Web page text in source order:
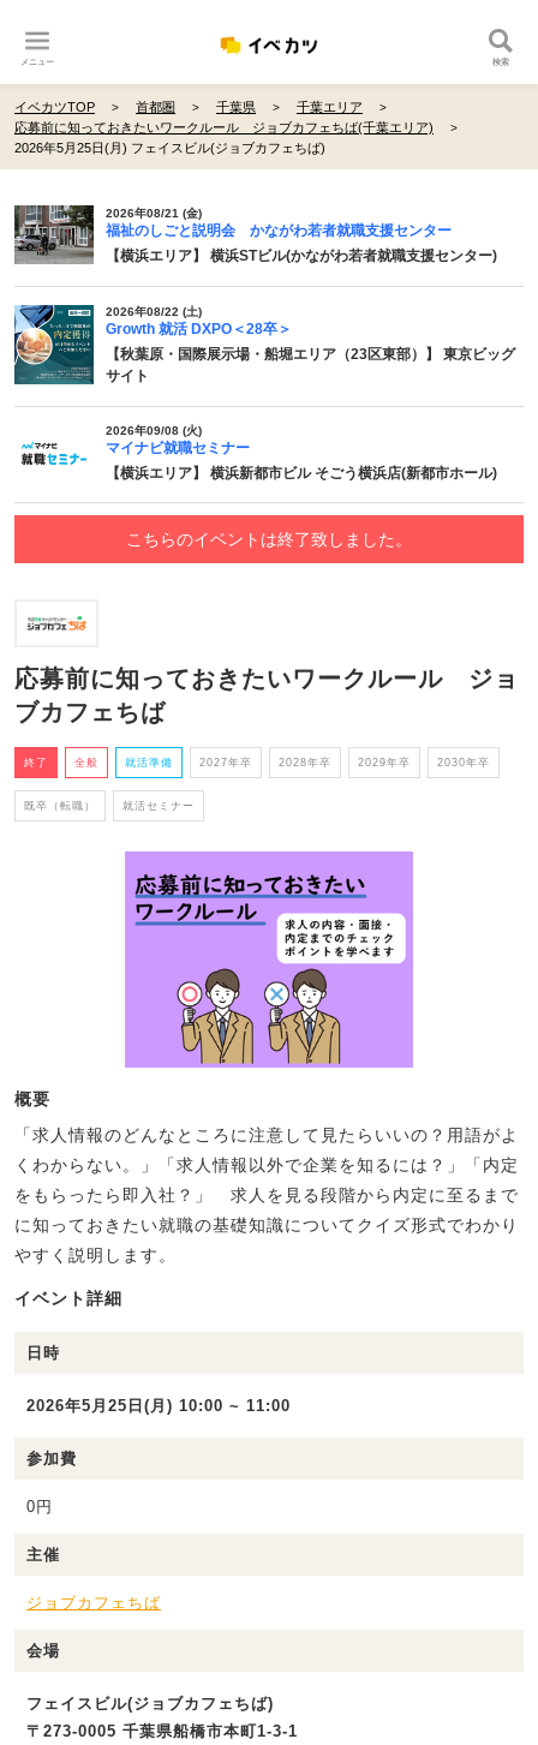
メニュー 検索
イベカツTOP 首都圏 千葉県
千葉エリア
応募前に知っておきたいワークルール ジョブカフェちば(千葉エリア)
2026年5月25日(月) フェイスビル(ジョブカフェちば)
2026年08/21 (金)
福祉のしごと説明会 かながわ若者就職支援センター
【横浜エリア】 横浜STビル(かながわ若者就職支援センター)
2026年08/22 (土)
Growth 就活 DXPO＜28卒＞
【秋葉原・国際展示場・船堀エリア（23区東部）】 東京ビッグ
サイト
2026年09/08 (火)
マイナビ就職セミナー
【横浜エリア】 横浜新都市ビル そごう横浜店(新都市ホール)
こちらのイベントは終了致しました。
応募前に知っておきたいワークルール ジョ
ブカフェちば
終了 全般 就活準備 2027年卒 2028年卒 2029年卒 2030年卒
既卒（転職） 就活セミナー
概要
「求人情報のどんなところに注意して見たらいいの？用語がよ
くわからない。」「求人情報以外で企業を知るには？」「内定
をもらったら即入社？」 求人を見る段階から内定に至るまで
に知っておきたい就職の基礎知識についてクイズ形式でわかり
やすく説明します。
イベント詳細
日時
2026年5月25日(月) 10:00 ~ 11:00
参加費
0円
主催
ジョブカフェちば
会場
フェイスビル(ジョブカフェちば)
〒273-0005 千葉県船橋市本町1-3-1